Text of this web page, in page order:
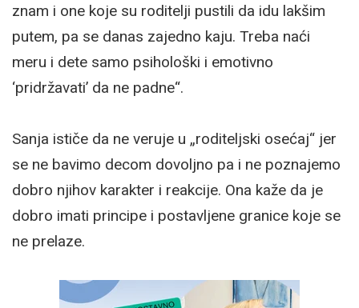
znam i one koje su roditelji pustili da idu lakšim
putem, pa se danas zajedno kaju. Treba naći
meru i dete samo psihološki i emotivno
‘pridržavati’ da ne padne“.
Sanja ističe da ne veruje u „roditeljski osećaj“ jer
se ne bavimo decom dovoljno pa i ne poznajemo
dobro njihov karakter i reakcije. Ona kaže da je
dobro imati principe i postavljene granice koje se
ne prelaze.